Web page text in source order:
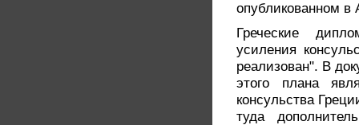
опубликованном
Греческие
усиления
реализован". В
этого плана
консульства
туда